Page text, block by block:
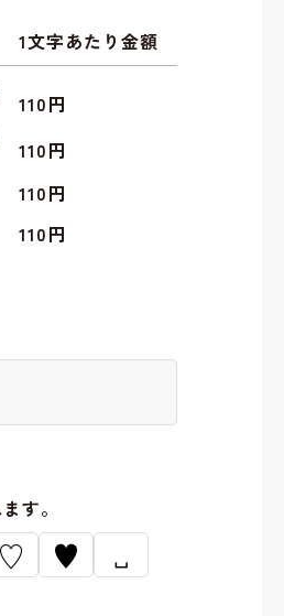
1文字あたり金額
110円
110円
110円
110円
す。
♡ ♥ ␣